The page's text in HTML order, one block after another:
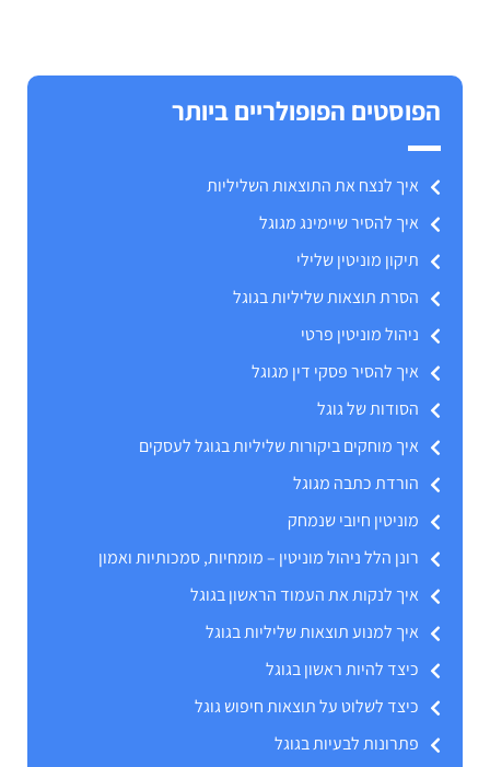
הפוסטים הפופולריים ביותר
איך לנצח את התוצאות השליליות
איך להסיר שיימינג מגוגל
תיקון מוניטין שלילי
הסרת תוצאות שליליות בגוגל
ניהול מוניטין פרטי
איך להסיר פסקי דין מגוגל
הסודות של גוגל
איך מוחקים ביקורות שליליות בגוגל לעסקים
הורדת כתבה מגוגל
מוניטין חיובי שנמחק
רונן הלל ניהול מוניטין – מומחיות, סמכותיות ואמון
איך לנקות את העמוד הראשון בגוגל
איך למנוע תוצאות שליליות בגוגל
כיצד להיות ראשון בגוגל
כיצד לשלוט על תוצאות חיפוש גוגל
פתרונות לבעיות בגוגל